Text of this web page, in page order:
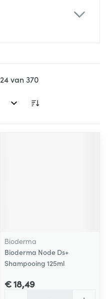
24van370
Bioderma
Bioderma Node Ds+
Shampooing 125ml
€ 18,49